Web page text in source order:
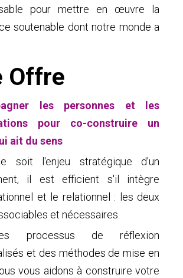
pour mettre en œuvre la
soutenable dont notre monde a
Offre
les personnes et les
pour co-construire un
ait du sens
soit l'enjeu stratégique d'un
il est efficient s'il intègre
et le relationnel : les deux
et nécessaires.
processus de réflexion
et des méthodes de mise en
vous aidons à construire votre